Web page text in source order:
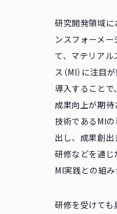
研究開発領域に
ンスフォーメー
て、マテリアル
ス（MI）に注目
導入することで
成果向上が期待
技術であるMI
出し、成果創出
研修などを通じ
MI実践との組み
研修を受けても